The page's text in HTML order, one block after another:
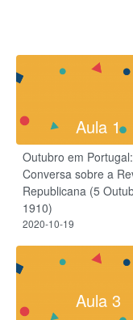
Aula 1
Outubro em Portugal:
Conversa sobre a
Republicana (5
1910)
2020-10-19
Aula 3